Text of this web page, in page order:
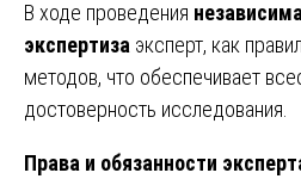
В ходе проведения
экспертиза эксперт, как
методов, что обеспечивает
достоверность исследования.
Права и обязанности